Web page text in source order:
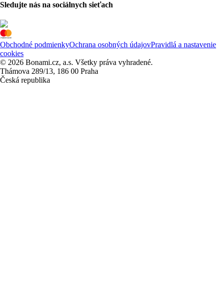
Sledujte nás na sociálnych sieťach
Obchodné podmienkyOchrana osobných údajovPravidlá a nastavenie
cookies
© 2026 Bonami.cz, a.s. Všetky práva vyhradené.
Thámova 289/13, 186 00 Praha
Česká republika